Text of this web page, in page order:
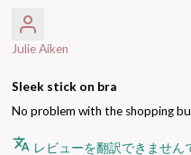
Julie Aiken
Sleek stick on bra
No problem with the shopping
レビューを翻訳できません